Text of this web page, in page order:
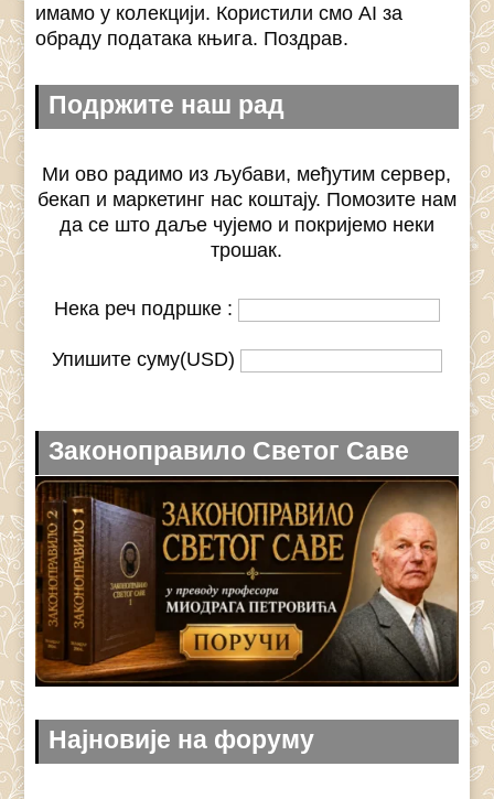
имамо у колекцији. Користили смо AI за
обраду података књига. Поздрав.
Подржите наш рад
Ми ово радимо из љубави, међутим сервер,
бекап и маркетинг нас коштају. Помозите нам
да се што даље чујемо и покријемо неки
трошак.
Нека реч подршке :
Упишите суму(USD)
Законоправило Светог Саве
Најновије на форуму